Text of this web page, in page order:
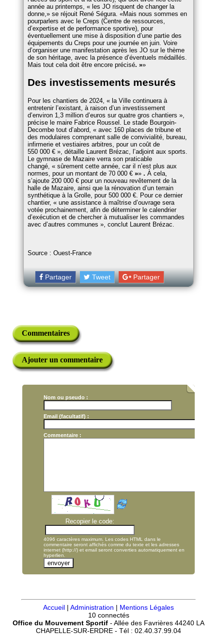
année au printemps,
les JO risquent de changer la
donne,
se réjouit René Ségura.
Mais nous sommes en
pourparlers avec le Creps (Centre de ressources,
d’expertise et de performance sportive), pour
éventuellement une mise à disposition d’une partie des
équipements du Creps pour une journée en juin. Voire
d’organiser une manifestation après les JO sur le thème
de son héritage, avec la présence d’éventuels médaillés.
Mais tout cela doit être encore précisé. »
Des investissements mesurés
Pour les chantiers de 2024,
la Ville continuera à
entretenir l’existant, à raison d’un investissement
d’environ 1,3 million d’euros sur quatre gros chantiers
,
précise le maire Fabrice Roussel. Le stade Bourgoin-
Decombe tout d’abord,
avec 160 places de tribune et
des modulaires comprenant salle de convivialité, bureau,
infirmerie et vestiaires arbitres, pour un coût de
550 000 €
, détaille Laurent Brézac, l’adjoint aux sports.
Le gymnase de Mazaire verra son praticable
changé,
sûrement cette année, car il n’est plus aux
normes, pour un montant de 70 000 € » . À cela,
s’ajoute 200 000 € pour un nouveau revêtement de la
halle de Mazaire, ainsi que la rénovation d’un terrain
synthétique à la Grolle, pour 500 000 €. Pour ce dernier
chantier,
une assistance à maîtrise d’ouvrage sera
votée prochainement, afin de déterminer le calendrier
d’exécution et de chercher à mutualiser les commandes
avec d’autres communes
, conclut Laurent Brézac.
Source : Ouest-France
Partager Tweet Partager
Commentaires
Ajouter un commentaire
Nom ou pseudo :
Email (facultatif) :
Commentaire :
Recopier le code:
4096 caractères maximum. Les codes HTML dans le
commentaire seront affichés comme du texte et les adresses
internet (http://) et email seront converties automatiquement en
hyperlien.
Accueil | Administration | Mentions Légales
10 connectés
Office du Mouvement Sportif - Allée des Favrières 44240 LA
CHAPELLE-SUR-ERDRE - Tél : 02.40.37.99.04